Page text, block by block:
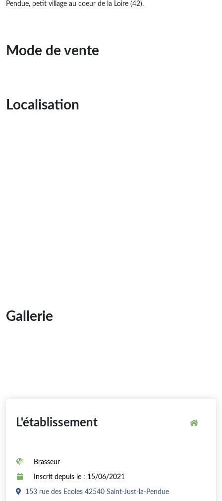
Pendue, petit village au coeur de la Loire (42).
Mode de vente
Localisation
Gallerie
L'établissement
Brasseur
Inscrit depuis le : 15/06/2021
153 rue des Ecoles 42540 Saint-Just-la-Pendue